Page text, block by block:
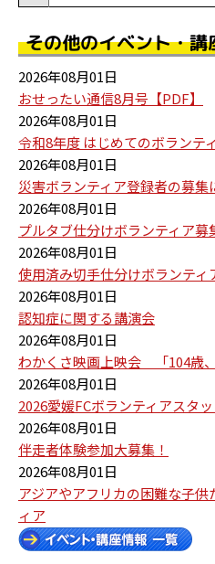
その他のイベント・
2026年08月01日
おせったい通信8月号【PDF】
2026年08月01日
令和8年度 はじめてのボランテ
2026年08月01日
災害ボランティア登録者の募集
2026年08月01日
プルタブ仕分けボランティア募
2026年08月01日
使用済み切手仕分けボランティ
2026年08月01日
認知症に関する講演会
2026年08月01日
わかくさ映画上映会 「104歳
2026年08月01日
2026愛媛FCボランティアスタッ
2026年08月01日
伴走者体験参加大募集！
2026年08月01日
アジアやアフリカの困難な子
ィア